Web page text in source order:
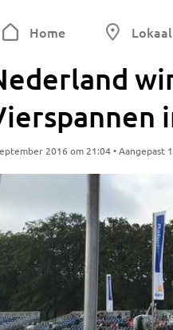
Home Lokaal
2016 om 21:04 • Aangepast